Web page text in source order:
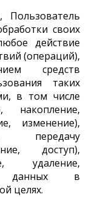
Пользователь
своих
действие
(операций),
средств
таких
в том числе
накопление,
изменение),
передачу
доступ),
удаление,
данных в
целях.